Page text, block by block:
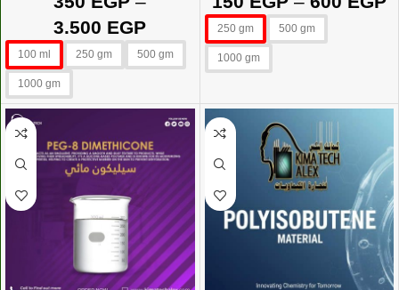
3.500 EGP
100 ml 250 gm 500 gm
1000 gm
250 gm 500 gm
1000 gm